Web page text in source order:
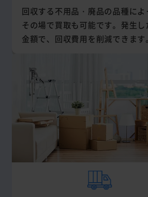
回収する不用品・廃品の品種によ
その場で買取も可能です。発生し
金額で、回収費用を削減できます。